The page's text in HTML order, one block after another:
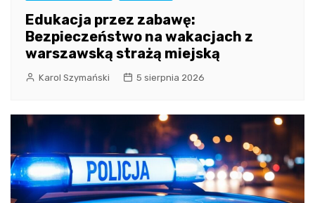
Edukacja przez zabawę:
Bezpieczeństwo na wakacjach z
warszawską strażą miejską
Karol Szymański 5 sierpnia 2026